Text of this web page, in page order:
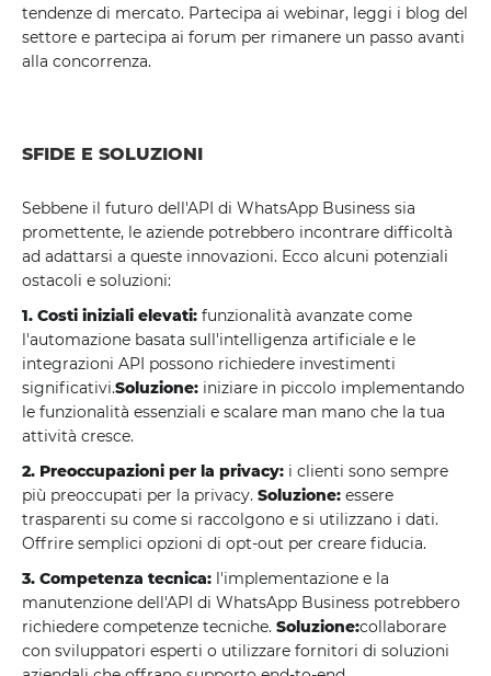
tendenze di mercato. Partecipa ai webinar, leggi i blog del
settore e partecipa ai forum per rimanere un passo avanti
alla concorrenza.
SFIDE E SOLUZIONI
Sebbene il futuro dell'API di WhatsApp Business sia
promettente, le aziende potrebbero incontrare difficoltà
ad adattarsi a queste innovazioni. Ecco alcuni potenziali
ostacoli e soluzioni:
1. Costi iniziali elevati: funzionalità avanzate come
l'automazione basata sull'intelligenza artificiale e le
integrazioni API possono richiedere investimenti
significativi.Soluzione: iniziare in piccolo implementando
le funzionalità essenziali e scalare man mano che la tua
attività cresce.
2. Preoccupazioni per la privacy: i clienti sono sempre
più preoccupati per la privacy. Soluzione: essere
trasparenti su come si raccolgono e si utilizzano i dati.
Offrire semplici opzioni di opt-out per creare fiducia.
3. Competenza tecnica: l'implementazione e la
manutenzione dell'API di WhatsApp Business potrebbero
richiedere competenze tecniche. Soluzione:collaborare
con sviluppatori esperti o utilizzare fornitori di soluzioni